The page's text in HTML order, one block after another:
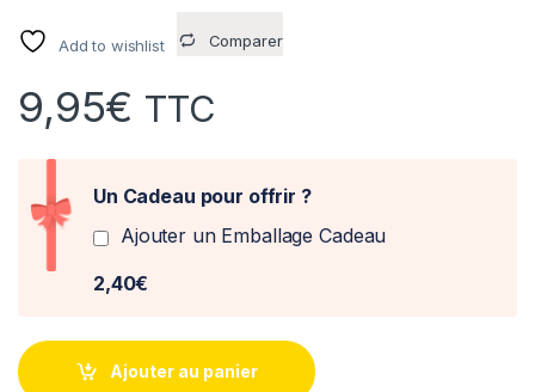
Add to wishlist Comparer
9,95€ TTC
Un Cadeau pour offrir ?
Ajouter un Emballage Cadeau
2,40€
Ajouter au panier